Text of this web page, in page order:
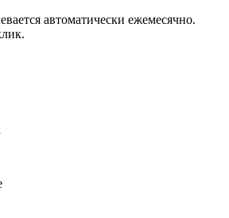
автоматически ежемесячно.